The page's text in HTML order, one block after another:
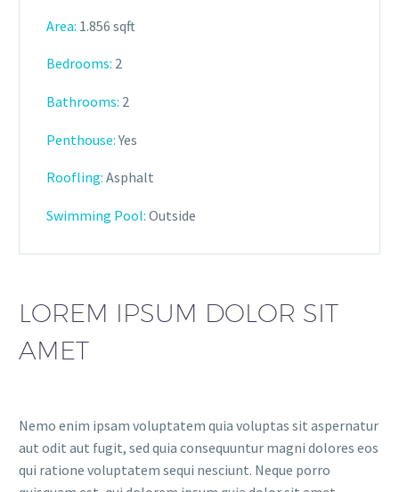
Area: 1.856 sqft
Bedrooms: 2
Bathrooms: 2
Penthouse:Yes
Roofling: Asphalt
Swimming Pool: Outside
LOREM IPSUM DOLOR SIT
AMET
Nemo enim ipsam voluptatem quia voluptas sit aspernatur
aut odit aut fugit, sed quia consequuntur magni dolores eos
qui ratione voluptatem sequi nesciunt. Neque porro